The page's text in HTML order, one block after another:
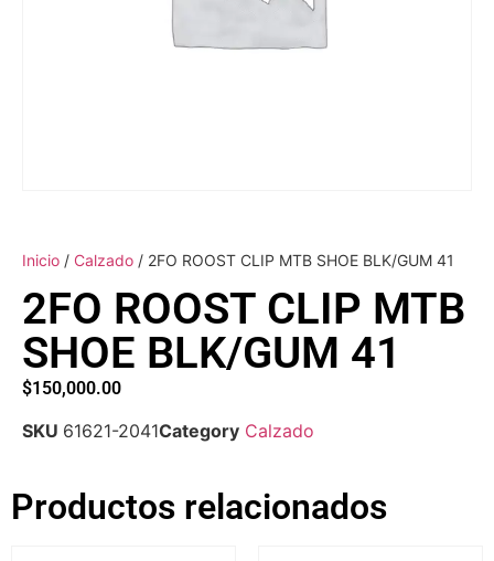
Inicio / Calzado / 2FO ROOST CLIP MTB SHOE BLK/GUM 41
2FO ROOST CLIP MTB
SHOE BLK/GUM 41
$150,000.00
SKU 61621-2041Category Calzado
Productos relacionados